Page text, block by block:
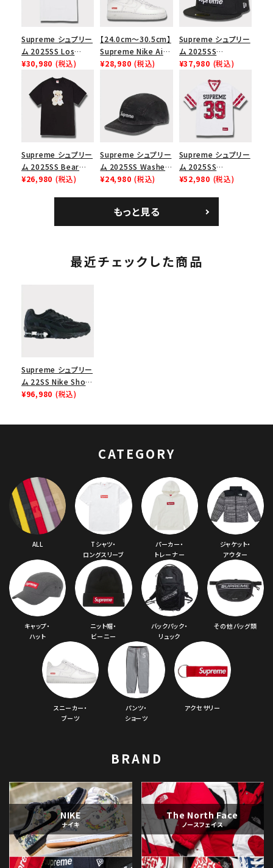
Supreme シュプリー
ム 2025SS Los
Angeles Fire Relief
Box Logo Tee ファ
イヤーリリーフボック
スロゴTシャツ ホワ
イト 白
¥30,980 (税込)
【24.0cm～30.5cm】
Supreme Nike Air
Force 1 Low シュプ
ューズ ホワイト
¥28,980 (税込)
Supreme シュプリー
ム 2025SS
Championship Box
チャンピオンシップボ
ックスロゴニューエラ
キャップ ブラック 黒
¥37,980 (税込)
Supreme シュプリー
ム 2025SS Bear
Tee ベア Tシャツ ブ
¥26,980 (税込)
Supreme シュプリー
ム 2025SS Washed
Chino Twill Camp
ブラック 黒
¥24,980 (税込)
Supreme シュプリー
ム 2025SS
Bandana Football
¥52,980 (税込)
もっと見る
最近チェックした商品
Supreme シュプリー
ム 22SS Nike Shox
Ride 2 ナイキ ショッ
¥96,980 (税込)
CATEGORY
ALL
Tシャツ・
ロングスリーブ
パーカー・
トレーナー
ジャケット・
アウター
キャップ・
ハット
ニット帽・
ビーニー
バックパック・
リュック
その他バッグ類
スニーカー・
ブーツ
パンツ・
ショーツ
アクセサリー
BRAND
NIKE
ナイキ
The North Face
ノースフェイス